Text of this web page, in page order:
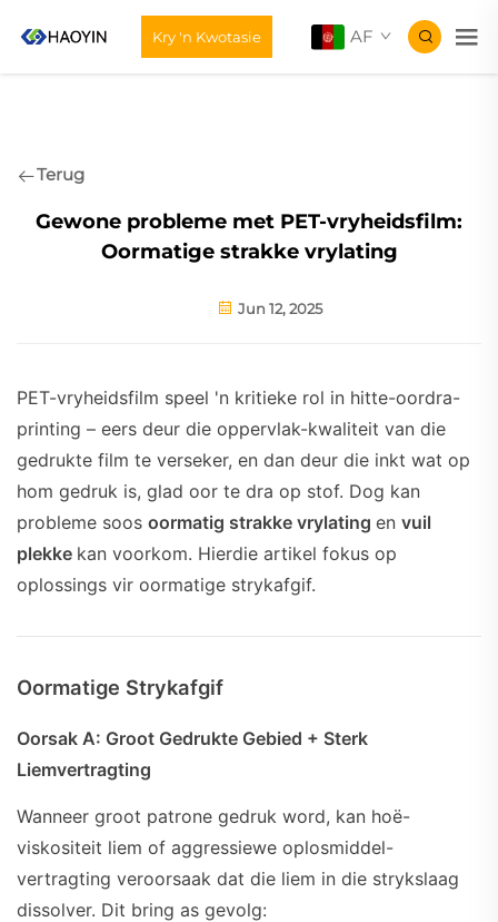
Kry 'n Kwotasie AF
Terug
Gewone probleme met PET-vryheidsfilm:
Oormatige strakke vrylating
Jun 12, 2025
PET-vryheidsfilm speel 'n kritieke rol in hitte-oordra-
printing – eers deur die oppervlak-kwaliteit van die
gedrukte film te verseker, en dan deur die inkt wat op
hom gedruk is, glad oor te dra op stof. Dog kan
probleme soos oormatig strakke vrylating en vuil
plekke kan voorkom. Hierdie artikel fokus op
oplossings vir oormatige strykafgif.
Oormatige Strykafgif
Oorsak A: Groot Gedrukte Gebied + Sterk
Liemvertragting
Wanneer groot patrone gedruk word, kan hoë-
viskositeit liem of aggressiewe oplosmiddel-
vertragting veroorsaak dat die liem in die strykslaag
dissolver. Dit bring as gevolg: